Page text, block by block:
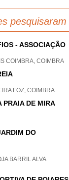
pesquisaram
- ASSOCIAÇÃO
COIMBRA, COIMBRA
FOZ, COIMBRA
PRAIA DE MIRA
DO
BARRIL ALVA